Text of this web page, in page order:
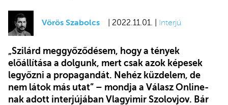
Vörös Szabolcs | 2022.11.01. | Interjú
„Szilárd meggyőződésem, hogy a tények
előállítása a dolgunk, mert csak azok képesek
legyőzni a propagandát. Nehéz küzdelem, de
nem látok más utat” – mondja a Válasz Online-
nak adott interjújában Vlagyimir Szolovjov. Bár